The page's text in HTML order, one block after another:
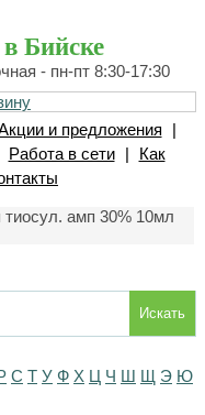
Бийске
- пн-пт 8:30-17:30
и предложения
|
Работа в сети |
Как
тиосул. амп 30% 10мл
Искать
С Т У Ф Х Ц Ч Ш Щ Э Ю